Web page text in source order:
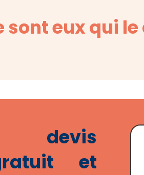
sont eux qui
devis
et